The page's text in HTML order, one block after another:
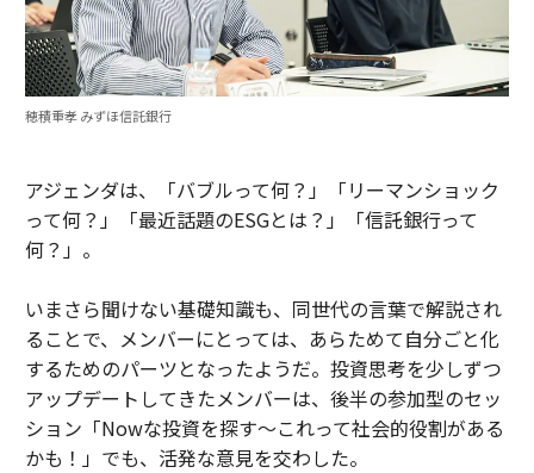
穂積重孝 みずほ信託銀行
アジェンダは、「バブルって何？」「リーマンショック
って何？」「最近話題のESGとは？」「信託銀行って
何？」。
いまさら聞けない基礎知識も、同世代の言葉で解説され
ることで、メンバーにとっては、あらためて自分ごと化
するためのパーツとなったようだ。投資思考を少しずつ
アップデートしてきたメンバーは、後半の参加型のセッ
ション「Nowな投資を探す～これって社会的役割がある
かも！」でも、活発な意見を交わした。